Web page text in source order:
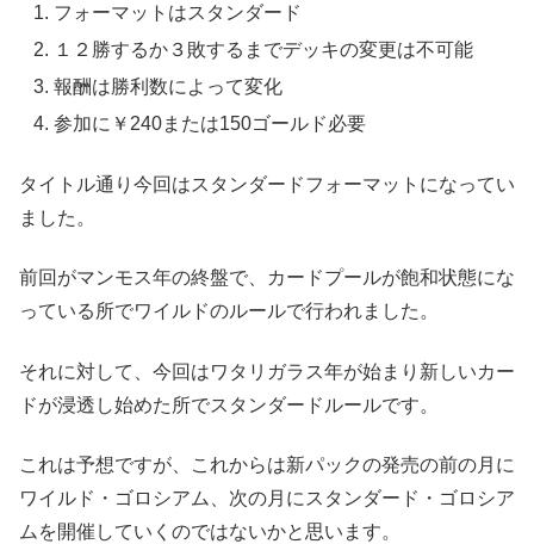
フォーマットはスタンダード
１２勝するか３敗するまでデッキの変更は不可能
報酬は勝利数によって変化
参加に￥240または150ゴールド必要
タイトル通り今回はスタンダードフォーマットになってい
ました。
前回がマンモス年の終盤で、カードプールが飽和状態にな
っている所でワイルドのルールで行われました。
それに対して、今回はワタリガラス年が始まり新しいカー
ドが浸透し始めた所でスタンダードルールです。
これは予想ですが、これからは新パックの発売の前の月に
ワイルド・ゴロシアム、次の月にスタンダード・ゴロシア
ムを開催していくのではないかと思います。